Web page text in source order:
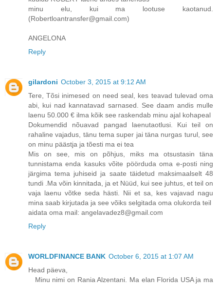
minu elu, kui ma lootuse kaotanud.
(Robertloantransfer@gmail.com)
ANGELONA
Reply
gilardoni October 3, 2015 at 9:12 AM
Tere, Tõsi inimesed on need seal, kes teavad tulevad oma
abi, kui nad kannatavad sarnased. See daam andis mulle
laenu 50.000 € ilma kõik see raskendab minu ajal kohapeal
Dokumendid nõuavad pangad laenutaotlusi. Kui teil on
rahaline vajadus, tänu tema super jai täna nurgas turul, see
on minu päästja ja tõesti ma ei tea
Mis on see, mis on põhjus, miks ma otsustasin täna
tunnistama enda kasuks võite pöörduda oma e-posti ning
järgima tema juhiseid ja saate täidetud maksimaalselt 48
tundi .Ma võin kinnitada, ja et Nüüd, kui see juhtus, et teil on
vaja laenu võtke seda hästi. Nii et sa, kes vajavad nagu
mina saab kirjutada ja see võiks selgitada oma olukorda teil
aidata oma mail: angelavadez8@gmail.com
Reply
WORLDFINANCE BANK October 6, 2015 at 1:07 AM
Head päeva,
Minu nimi on Rania Alzentani. Ma elan Florida USA ja ma